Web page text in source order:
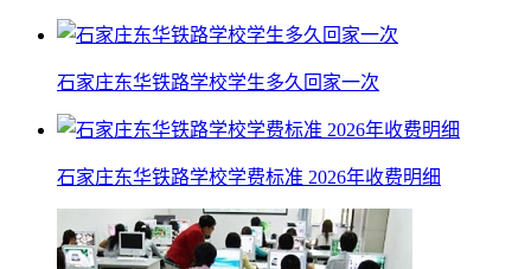
石家庄东华铁路学校学生多久回家一次
石家庄东华铁路学校学费标准 2026年收费明细